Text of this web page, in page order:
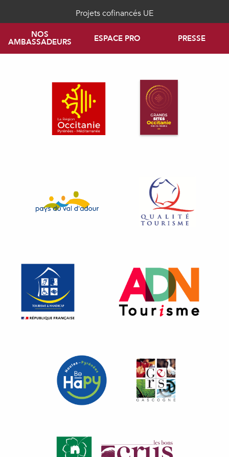
Projets cofinancés UE
NOS
AMBASSADEURS ESPACE PRO PRESSE